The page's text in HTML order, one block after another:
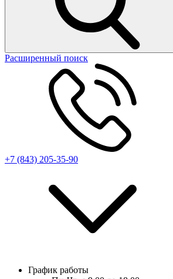
Расширенный поиск
+7 (843) 205-35-90
График работы